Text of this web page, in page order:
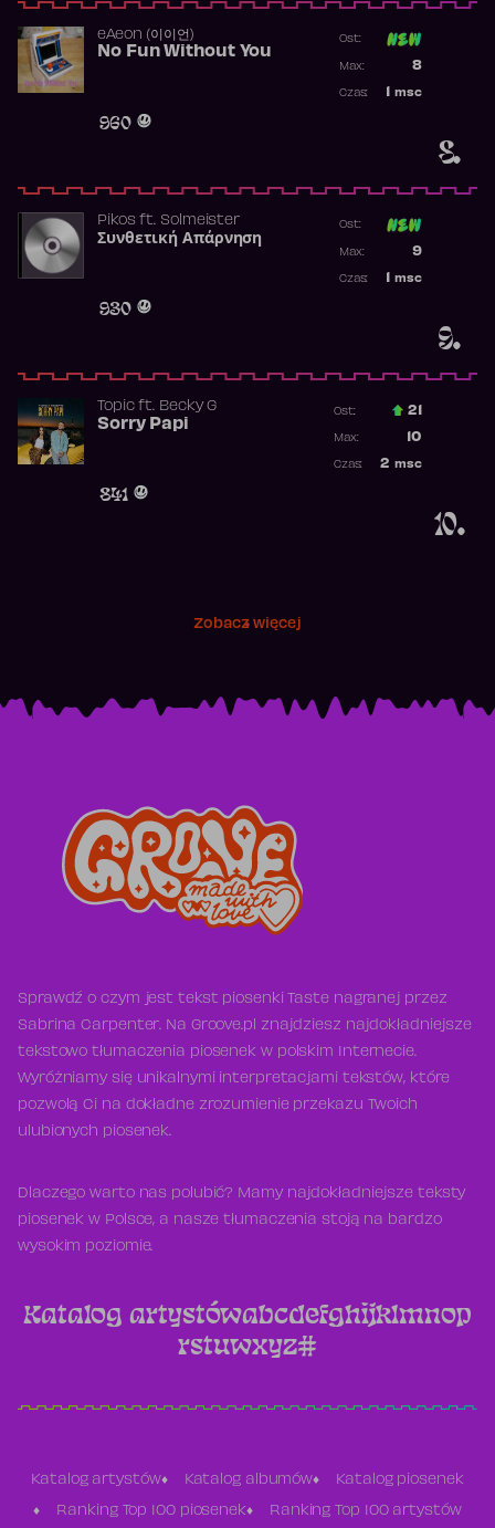
8.
​eAeon (이이언)
No Fun Without You
960
Ost:
8
Max:
msc
Czas:
9.
Pikosft. Solmeister
Συνθετική Απάρνηση
930
Ost:
9
Max:
msc
Czas:
10.
Topicft. Becky G
Sorry Papi
841
Ost.: 21
10
Max:
2 msc
Czas:
Zobacz więcej
Sprawdź o czym jest tekst piosenki Taste nagranej przez
Sabrina Carpenter. Na Groove.pl znajdziesz najdokładniejsze
tekstowo tłumaczenia piosenek w polskim Internecie.
Wyróżniamy się unikalnymi interpretacjami tekstów, które
pozwolą Ci na dokładne zrozumienie przekazu Twoich
ulubionych piosenek.
Dlaczego warto nas polubić? Mamy najdokładniejsze teksty
piosenek w Polsce, a nasze tłumaczenia stoją na bardzo
wysokim poziomie.
Katalog artystówabcdefghijklmnop
rstuwxyz#
Katalog artystów Katalog albumów Katalog piosenek
Ranking Top 100 piosenek Ranking Top 100 artystów